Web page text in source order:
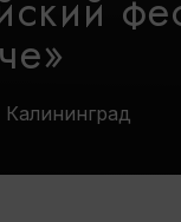
Калининград